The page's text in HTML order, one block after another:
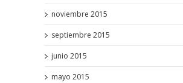
noviembre 2015
septiembre 2015
junio 2015
mayo 2015